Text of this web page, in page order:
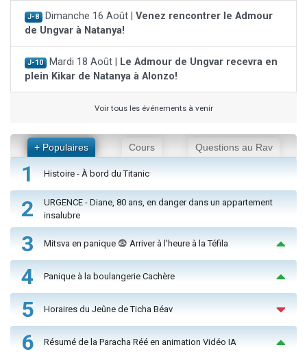
J-8 Dimanche 16 Août | Venez rencontrer le Admour
de Ungvar à Natanya!
J-10 Mardi 18 Août |
Le Admour de Ungvar recevra en
plein Kikar de Natanya à Alonzo!
Voir tous les événements à venir
+ Populaires Cours Questions au Rav
1 Histoire - À bord du Titanic
2
URGENCE - Diane, 80 ans, en danger dans un appartement
insalubre
3 Mitsva en panique 😨 Arriver à l'heure à la Téfila
4 Panique à la boulangerie Cachère
5 Horaires du Jeûne de Ticha Béav
6 Résumé de la Paracha Réé en animation Vidéo IA